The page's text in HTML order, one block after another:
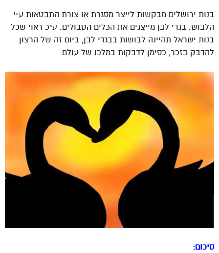
בנות ירושלים מבקשות לייצר מסגרת או צורת התבטאות ע״י
הלבוש. בגדי לבן מייצגים את הכלים הטבולים. ע״כ ראוי שכל
בנות ישראל תהיינה לבושות בבגדי לבן, ביום זה של הרצון
להדבק בזכר, כסימן לדבקות במלכו של עולם.
סיכום: